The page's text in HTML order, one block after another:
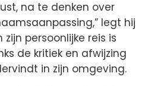
na te denken over
legt hij
persoonlijke reis is
de kritiek en afwijzing
in zijn omgeving.